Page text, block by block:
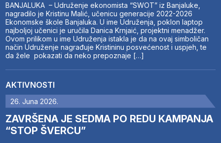
BANJALUKA – Udruženje ekonomista “SWOT” iz Banjaluke,
nagradilo je Kristinu Malić, učenicu generacije 2022-2026
Ekonomske škole Banjaluka. U ime Udruženja, poklon laptop
najboljoj učenici je uručila Danica Krnjaić, projektni menadžer.
Ovom prilikom u ime Udruženja istakla je da na ovaj simboličan
način Udruženje nagrađuje Kristininu posvećenost i uspjeh, te
da žele pokazati da neko prepoznaje […]
AKTIVNOSTI
26. Juna 2026.
ZAVRŠENA JE SEDMA PO REDU KAMPANJA
“STOP ŠVERCU”